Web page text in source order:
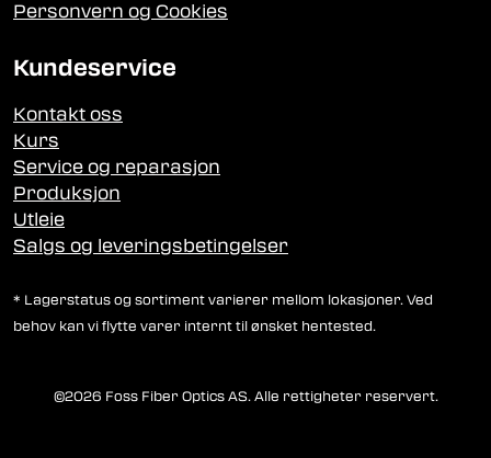
Personvern og Cookies
Kundeservice
Kontakt oss
Kurs
Service og reparasjon
Produksjon
Utleie
Salgs og leveringsbetingelser
* Lagerstatus og sortiment varierer mellom lokasjoner. Ved
behov kan vi flytte varer internt til ønsket hentested.
©2026 Foss Fiber Optics AS. Alle rettigheter reservert.